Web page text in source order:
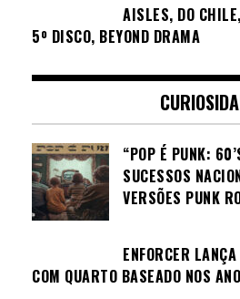
AISLES, DO
5º DISCO, BEYOND DRAMA
“POP É PUNK:
SUCESSOS
VERSÕES PUNK
ENFORCER
COM QUARTO BASEADO NOS